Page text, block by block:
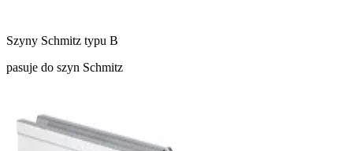
Szyny Schmitz typu B
pasuje do szyn Schmitz